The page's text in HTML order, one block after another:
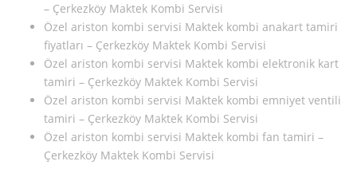
– Çerkezköy Maktek Kombi Servisi
Özel ariston kombi servisi Maktek kombi anakart tamiri
fiyatları – Çerkezköy Maktek Kombi Servisi
Özel ariston kombi servisi Maktek kombi elektronik kart
tamiri – Çerkezköy Maktek Kombi Servisi
Özel ariston kombi servisi Maktek kombi emniyet ventili
tamiri – Çerkezköy Maktek Kombi Servisi
Özel ariston kombi servisi Maktek kombi fan tamiri –
Çerkezköy Maktek Kombi Servisi